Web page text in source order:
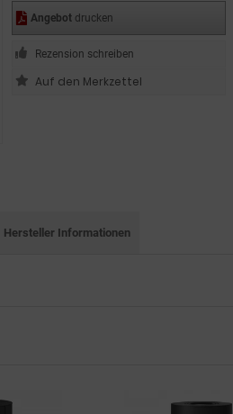
Angebotdrucken
Rezension schreiben
Hersteller Informationen